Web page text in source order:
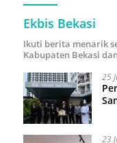
Ekbis Bekasi
Ikuti berita menarik
Kabupaten Bekasi
25
23